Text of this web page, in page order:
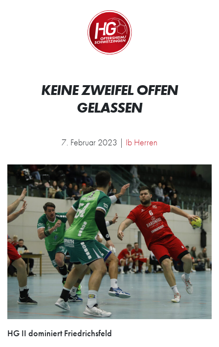
Zur Startseite
KEINE ZWEIFEL OFFEN
GELASSEN
7. Februar 2023 | Ib Herren
HG II dominiert Friedrichsfeld